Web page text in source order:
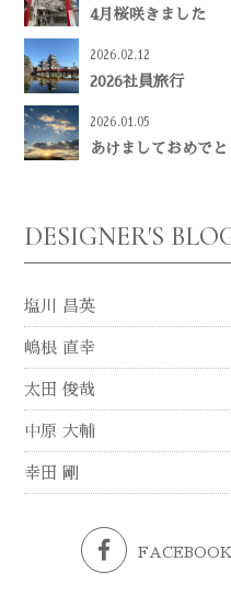
4月桜咲きました
2026.02.12
2026社員旅行
2026.01.05
あけましておめで
DESIGNER'S
塩川 昌英
嶋根 直幸
太田 俊哉
中原 大輔
幸田 剛
FACEBOOK